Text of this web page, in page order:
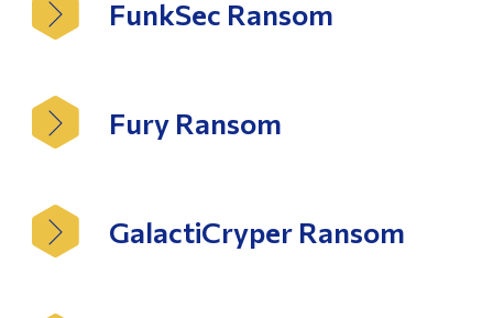
FunkSec Ransom
Fury Ransom
GalactiCryper Ransom